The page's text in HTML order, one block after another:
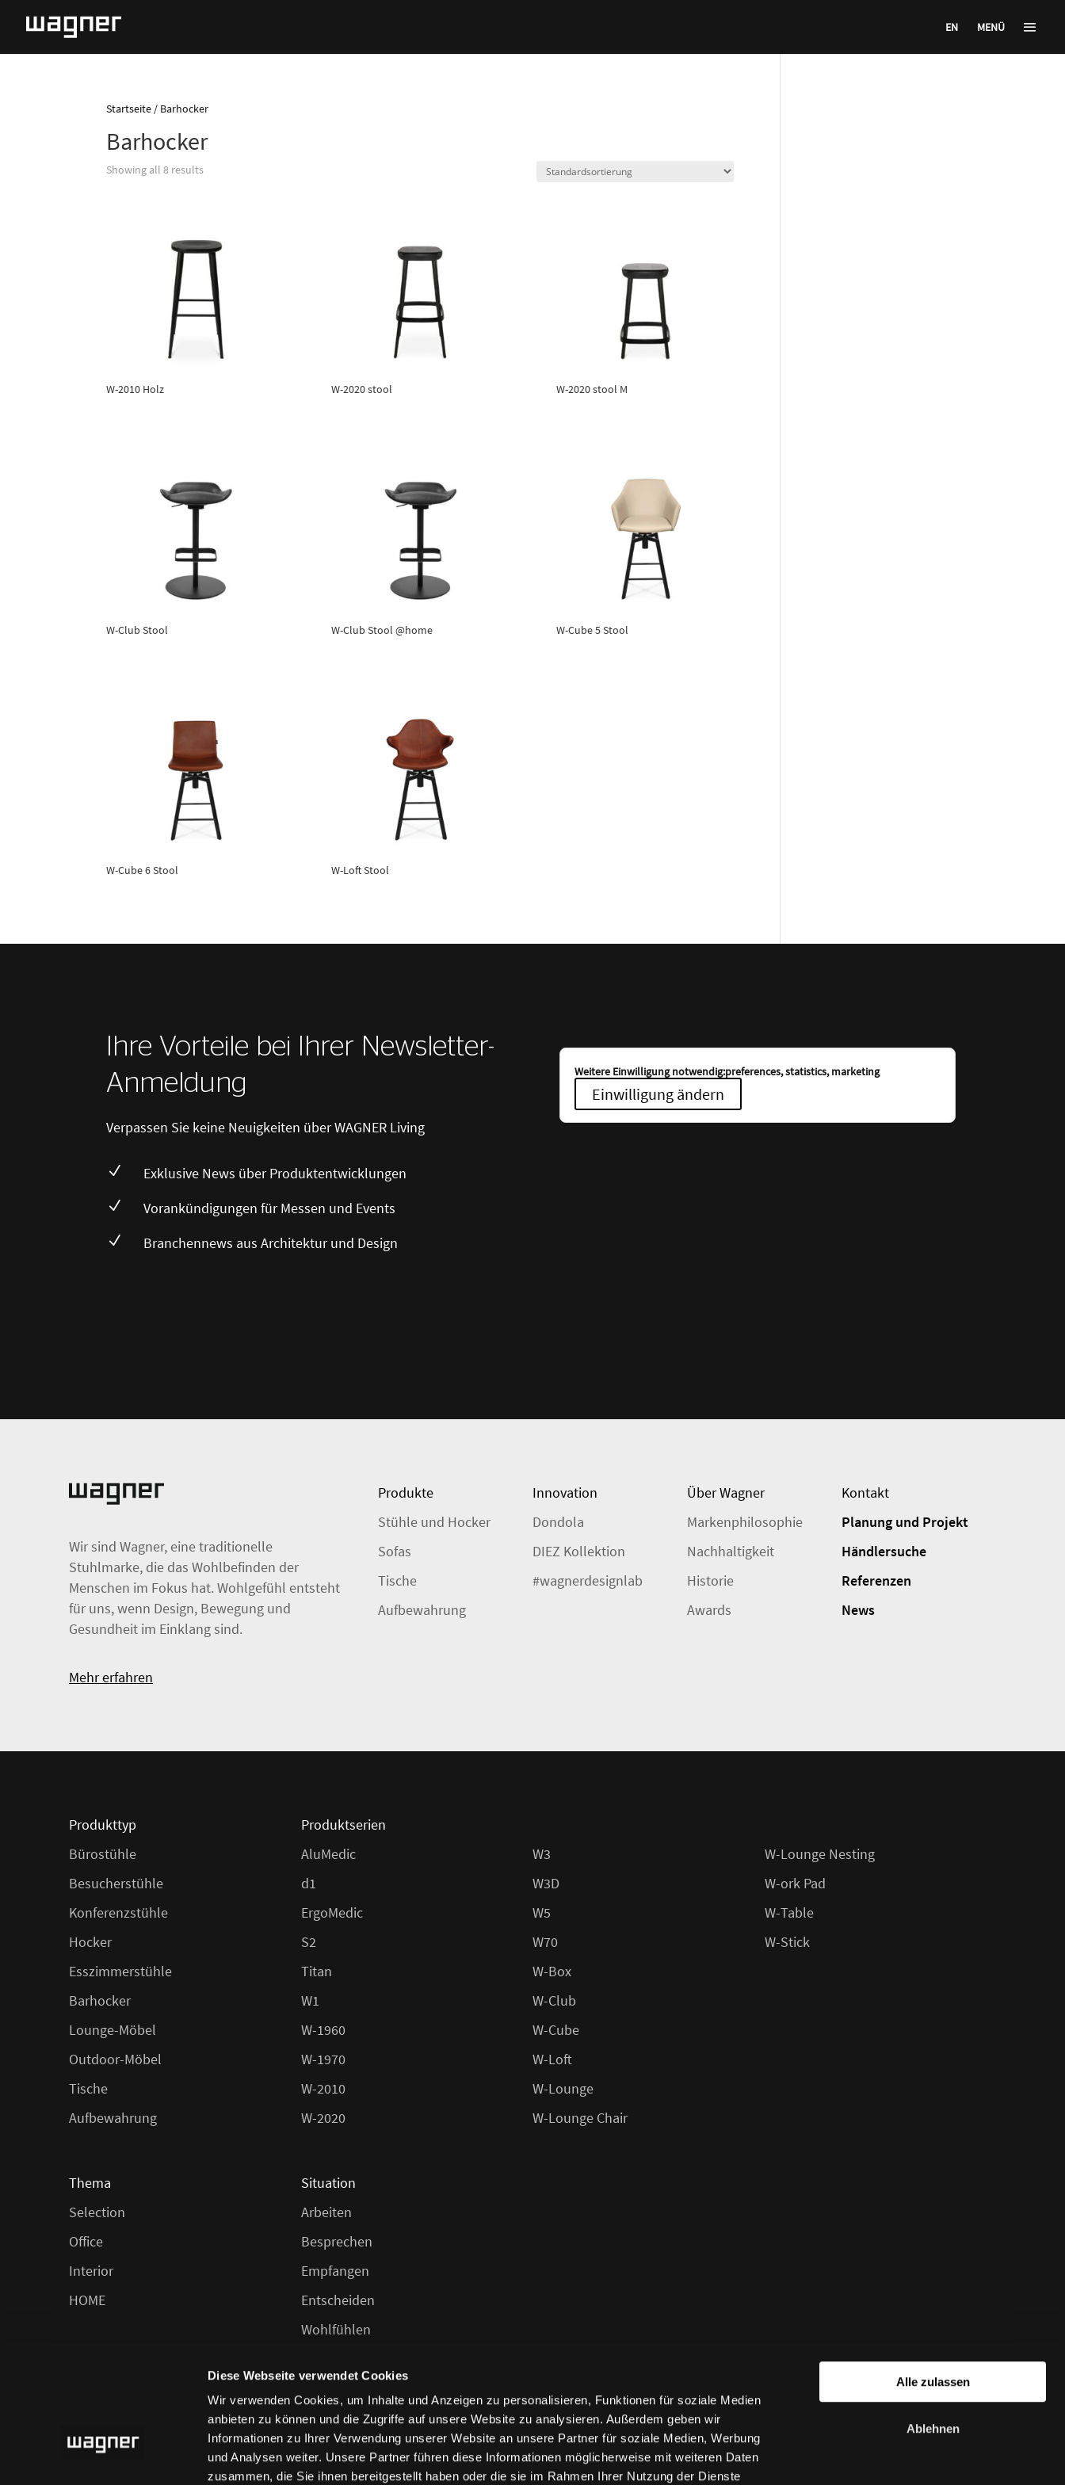
Diese Webseite verwendet Cookies
Wir verwenden Cookies, um Inhalte und Anzeigen zu personalisieren, Funktionen für soziale Medien
anbieten zu können und die Zugriffe auf unsere Website zu analysieren. Außerdem geben wir
Informationen zu Ihrer Verwendung unserer Website an unsere Partner für soziale Medien, Werbung
und Analysen weiter. Unsere Partner führen diese Informationen möglicherweise mit weiteren Daten
zusammen, die Sie ihnen bereitgestellt haben oder die sie im Rahmen Ihrer Nutzung der Dienste
Alle zulassen
Ablehnen
EN MENÜ
Startseite / Barhocker
Barhocker
Showing all 8 results
W-2010 Holz W-2020 stool W-2020 stool M
W-Club Stool W-Club Stool @home W-Cube 5 Stool
W-Cube 6 Stool W-Loft Stool
Ihre Vorteile bei Ihrer Newsletter-
Anmeldung
Verpassen Sie keine Neuigkeiten über WAGNER Living
N Exklusive News über Produktentwicklungen
N Vorankündigungen für Messen und Events
N Branchennews aus Architektur und Design
Weitere Einwilligung notwendig:preferences, statistics, marketing
Einwilligung ändern
Wir sind Wagner, eine traditionelle
Stuhlmarke, die das Wohlbefinden der
Menschen im Fokus hat. Wohlgefühl entsteht
für uns, wenn Design, Bewegung und
Gesundheit im Einklang sind.
Mehr erfahren
Produkte
Stühle und Hocker
Sofas
Tische
Aufbewahrung
Innovation
Dondola
DIEZ Kollektion
#wagnerdesignlab
Über Wagner
Markenphilosophie
Nachhaltigkeit
Historie
Awards
Kontakt
Planung und Projekt
Händlersuche
Referenzen
News
Produkttyp
Bürostühle
Besucherstühle
Konferenzstühle
Hocker
Esszimmerstühle
Barhocker
Lounge-Möbel
Outdoor-Möbel
Tische
Aufbewahrung
Produktserien
AluMedic
d1
ErgoMedic
S2
Titan
W1
W-1960
W-1970
W-2010
W-2020
W3
W3D
W5
W70
W-Box
W-Club
W-Cube
W-Loft
W-Lounge
W-Lounge Chair
W-Lounge Nesting
W-ork Pad
W-Table
W-Stick
Thema
Selection
Office
Interior
HOME
Situation
Arbeiten
Besprechen
Empfangen
Entscheiden
Wohlfühlen